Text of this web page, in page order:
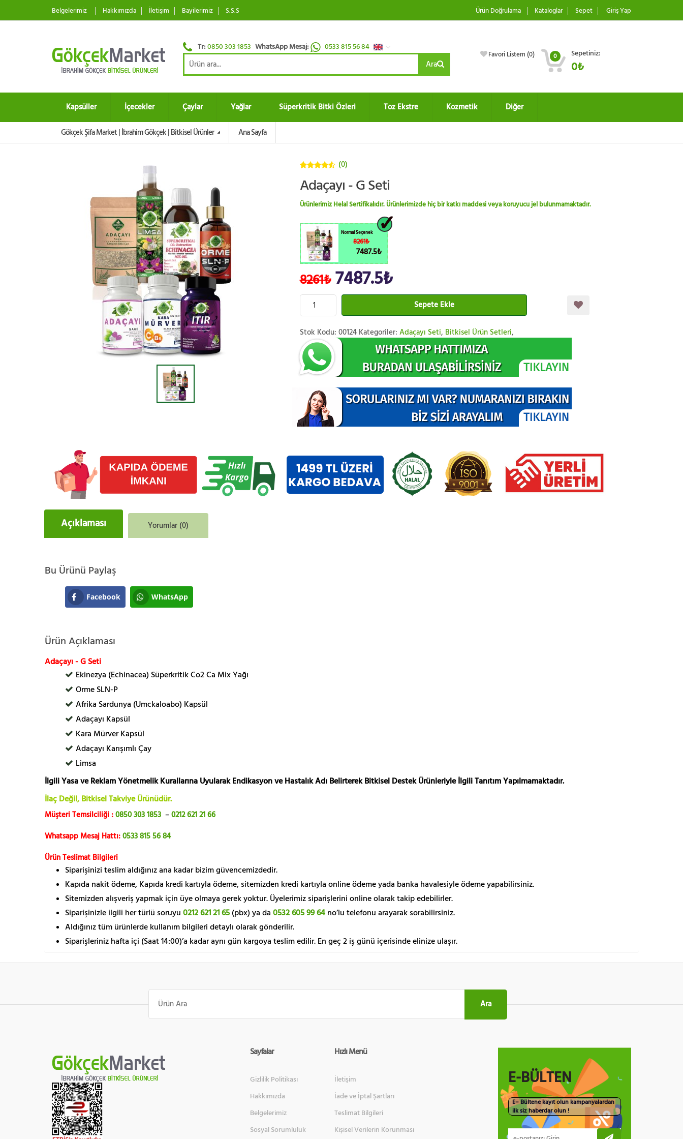
Belgelerimiz Hakkımızda İletişim Bayilerimiz S.S.S Ürün Doğrulama Kataloglar Sepet Giriş Yap
Tr:0850 303 1853 WhatsApp Mesaj: 0533 815 56 84
Ara
Favori Listem (0) 0 Sepetiniz:
0₺
Kapsüller İçecekler Çaylar Yağlar Süperkritik Bitki Özleri Toz Ekstre Kozmetik Diğer
Gökçek Şifa Market | İbrahim Gökçek | Bitkisel Ürünler Ana Sayfa
üzerinden
(0)
Adaçayı - G Seti
Ürünlerimiz Helal Sertifikalıdır. Ürünlerimizde hiç bir katkı maddesi veya koruyucu jel bulunmamaktadır.
Normal Seçenek
8261₺
7487.5₺
8261₺7487.5₺
Sepete Ekle
Stok Kodu: 00124 Kategoriler: Adaçayı Seti, Bitkisel Ürün Setleri,
Açıklaması Yorumlar (0)
Bu Ürünü Paylaş
Facebook WhatsApp
Ürün Açıklaması
Adaçayı - G Seti
Ekinezya (Echinacea) Süperkritik Co2 Ca Mix Yağı
Orme SLN-P
Afrika Sardunya (Umckaloabo) Kapsül
Adaçayı Kapsül
Kara Mürver Kapsül
Adaçayı Karışımlı Çay
Limsa
İlgili Yasa ve Reklam Yönetmelik Kurallarına Uyularak Endikasyon ve Hastalık Adı Belirterek Bitkisel Destek Ürünleriyle İlgili Tanıtım Yapılmamaktadır.
İlaç Değil, Bitkisel Takviye Ürünüdür.
Müşteri Temsilciliği :0850 303 1853 –0212 621 21 66
Whatsapp Mesaj Hattı:0533 815 56 84
Ürün Teslimat Bilgileri
Siparişinizi teslim aldığınız ana kadar bizim güvencemizdedir.
Kapıda nakit ödeme, Kapıda kredi kartıyla ödeme, sitemizden kredi kartıyla online ödeme yada banka havalesiyle ödeme yapabilirsiniz.
Sitemizden alışveriş yapmak için üye olmaya gerek yoktur. Üyelerimiz siparişlerini online olarak takip edebilirler.
Siparişinizle ilgili her türlü soruyu 0212 621 21 65 (pbx) ya da 0532 605 99 64 no’lu telefonu arayarak sorabilirsiniz.
Aldığınız tüm ürünlerde kullanım bilgileri detaylı olarak gönderilir.
Siparişleriniz hafta içi (Saat 14:00)’a kadar aynı gün kargoya teslim edilir. En geç 2 iş günü içerisinde elinize ulaşır.
Ara:
Ara
Sayfalar
Gizlilik Politikası
Hakkımızda
Belgelerimiz
Sosyal Sorumluluk
Hızlı Menü
İletişim
İade ve İptal Şartları
Teslimat Bilgileri
Kişisel Verilerin Korunması
E-BÜLTEN
E– Bültene kayıt olun kampanyalardan
ilk siz haberdar olun !